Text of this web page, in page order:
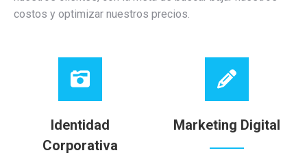
costos y optimizar nuestros precios.
Identidad
Corporativa
Marketing Digital